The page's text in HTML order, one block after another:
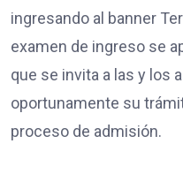
ingresando al banner
examen de ingreso se
que se invita a las y los
oportunamente su
proceso de admisión.